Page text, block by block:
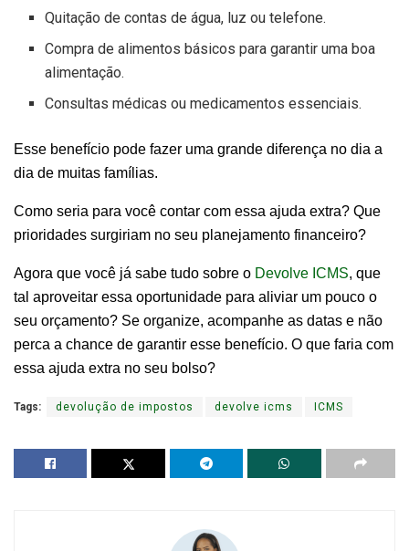
Quitação de contas de água, luz ou telefone.
Compra de alimentos básicos para garantir uma boa
alimentação.
Consultas médicas ou medicamentos essenciais.
Esse benefício pode fazer uma grande diferença no dia a
dia de muitas famílias.
Como seria para você contar com essa ajuda extra? Que
prioridades surgiriam no seu planejamento financeiro?
Agora que você já sabe tudo sobre o Devolve ICMS, que
tal aproveitar essa oportunidade para aliviar um pouco o
seu orçamento? Se organize, acompanhe as datas e não
perca a chance de garantir esse benefício. O que faria com
essa ajuda extra no seu bolso?
Tags: devolução de impostos devolve icms ICMS